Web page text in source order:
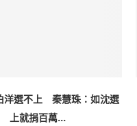
洋選不上 秦慧珠：如沈選
上就捐百萬...